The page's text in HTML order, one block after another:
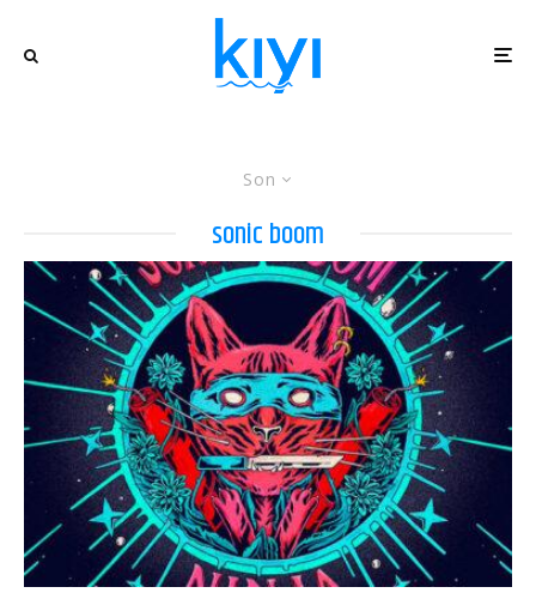
Son
sonic boom